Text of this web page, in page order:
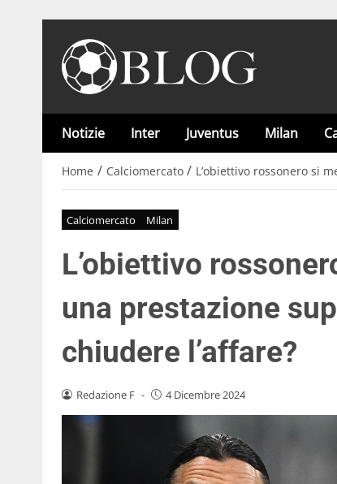
Notizie Inter Juventus Milan
Home / Calciomercato / L’obiettivo rossonero si
Calciomercato Milan
L’obiettivo
una prestazione
chiudere l’affare?
Redazione F - 4 Dicembre 2024